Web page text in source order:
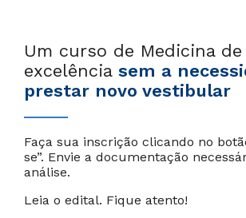
Um curso de Medicina de
excelência sem a
prestar novo vestibular
Faça sua inscrição clicando no
se”. Envie a documentação
análise.
Leia o edital. Fique atento!